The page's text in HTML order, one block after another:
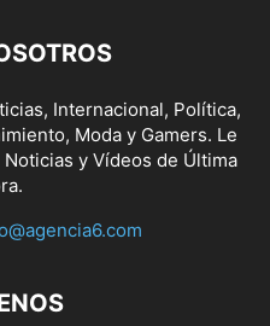
Internacional, Política,
Moda y Gamers. Le
y Vídeos de Última